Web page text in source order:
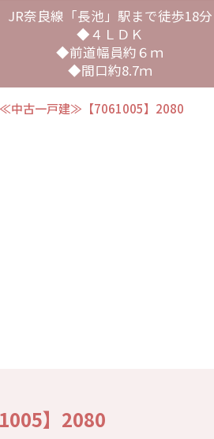
JR奈良線「長池」駅まで徒歩18分
◆４ＬＤＫ
◆前道幅員約６ｍ
◆間口約8.7ｍ
中古一戸建≫【7061005】2080
】2080